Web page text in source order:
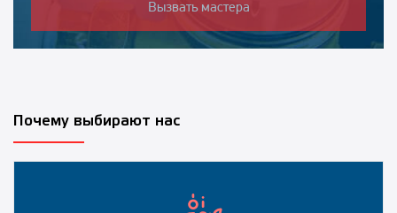
Вызвать мастера
Почему выбирают нас